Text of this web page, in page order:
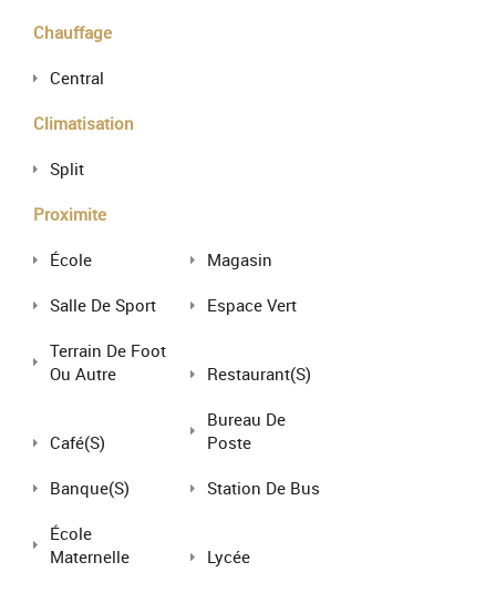
Chauffage
Central
Climatisation
Split
Proximite
École Magasin
Salle De Sport Espace Vert
Terrain De Foot
Ou Autre
Restaurant(s)
Café(s)
Bureau De
Poste
Banque(s) Station De Bus
École
Maternelle
Lycée